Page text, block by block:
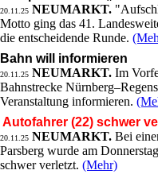
20.11.25 NEUMARKT.
Motto ging das 41.
die entscheidende Runde.
Bahn will informieren
20.11.25 NEUMARKT. Im
Bahnstrecke
Veranstaltung informieren.
Autofahrer (22) schwer
20.11.25 NEUMARKT. Bei
Parsberg wurde am
schwer verletzt. (Mehr)